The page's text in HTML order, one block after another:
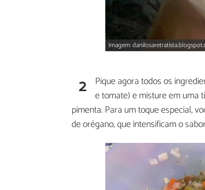
Imagem:
2 Pique agora todos os
e tomate) e misture em uma
pimenta. Para um toque especial,
de orégano, que intensificam o